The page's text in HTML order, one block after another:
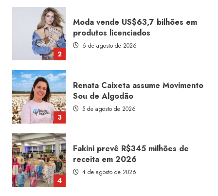
2
Moda vende US$63,7 bilhões em
produtos licenciados
6 de agosto de 2026
3
Renata Caixeta assume Movimento
Sou de Algodão
5 de agosto de 2026
4
Fakini prevê R$345 milhões de
receita em 2026
4 de agosto de 2026